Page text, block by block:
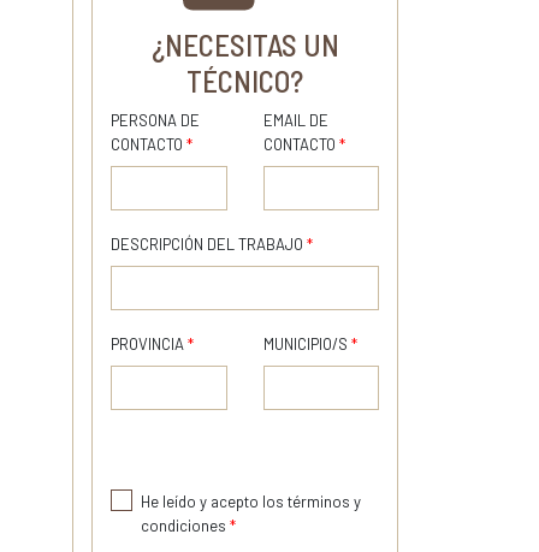
¿NECESITAS UN
TÉCNICO?
PERSONA DE
CONTACTO *
EMAIL DE
CONTACTO *
DESCRIPCIÓN DEL TRABAJO *
PROVINCIA * MUNICIPIO/S *
He leído y acepto los términos y
condiciones *